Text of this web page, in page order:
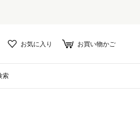
お気に入り お買い物かご
索